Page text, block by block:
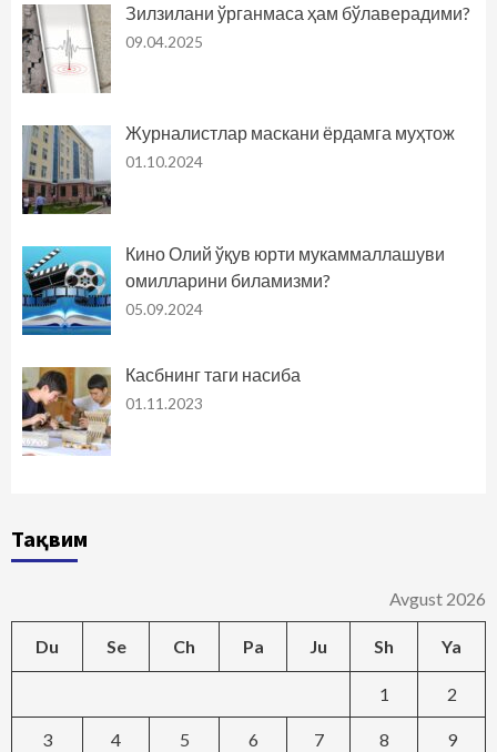
Зилзилани ўрганмаса ҳам бўлаверадими?
09.04.2025
Журналистлар маскани ёрдамга муҳтож
01.10.2024
Кино Олий ўқув юрти мукаммаллашуви
омилларини биламизми?
05.09.2024
Касбнинг таги насиба
01.11.2023
Тақвим
Avgust 2026
Du Se Ch Pa Ju Sh Ya
1 2
3 4 5 6 7 8 9